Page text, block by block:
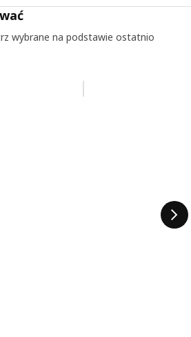
wybrane na podstawie ostatnio